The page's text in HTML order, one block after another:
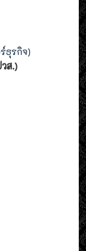
ธุรกิจ)
ส.)